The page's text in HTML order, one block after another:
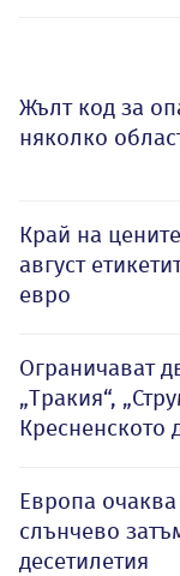
Жълт код за
няколко
Край на
август
евро
Ограничават
„Тракия“,
Кресненското
Европа
слънчево
десетилетия